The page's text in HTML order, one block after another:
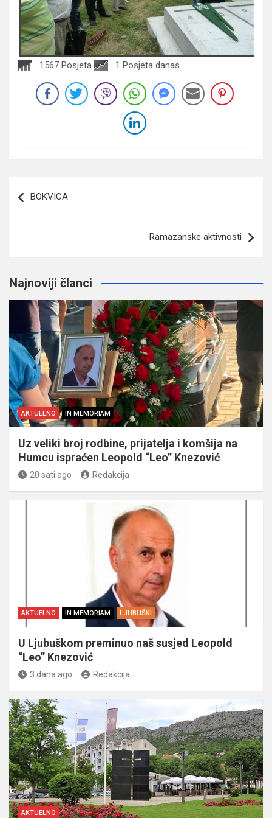
1567 Posjeta 1 Posjeta danas
članaka
BOKVICA
Ramazanske aktivnosti
Najnoviji članci
AKTUELNO IN MEMORIAM
Uz veliki broj rodbine, prijatelja i komšija na
Humcu ispraćen Leopold “Leo” Knezović
20 sati ago Redakcija
AKTUELNO IN MEMORIAM LJUBUŠKI
U Ljubuškom preminuo naš susjed Leopold
“Leo” Knezović
3 dana ago Redakcija
AKTUELNO